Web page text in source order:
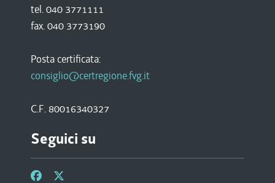
tel. 040 3771111
fax. 040 3773190
Posta certificata:
consiglio@certregione.fvg.it
C.F. 80016340327
Seguici su